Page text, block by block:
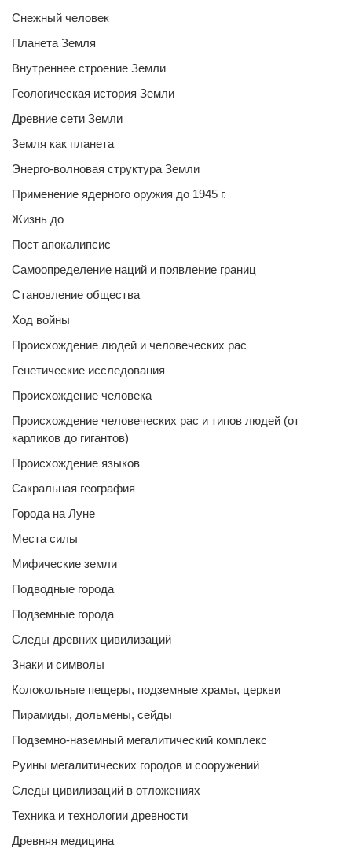
Снежный человек
Планета Земля
Внутреннее строение Земли
Геологическая история Земли
Древние сети Земли
Земля как планета
Энерго-волновая структура Земли
Применение ядерного оружия до 1945 г.
Жизнь до
Пост апокалипсис
Самоопределение наций и появление границ
Становление общества
Ход войны
Происхождение людей и человеческих рас
Генетические исследования
Происхождение человека
Происхождение человеческих рас и типов людей (от
карликов до гигантов)
Происхождение языков
Сакральная география
Города на Луне
Места силы
Мифические земли
Подводные города
Подземные города
Следы древних цивилизаций
Знаки и символы
Колокольные пещеры, подземные храмы, церкви
Пирамиды, дольмены, сейды
Подземно-наземный мегалитический комплекс
Руины мегалитических городов и сооружений
Следы цивилизаций в отложениях
Техника и технологии древности
Древняя медицина